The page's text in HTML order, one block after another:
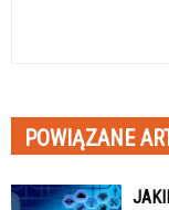
POWIĄZANE